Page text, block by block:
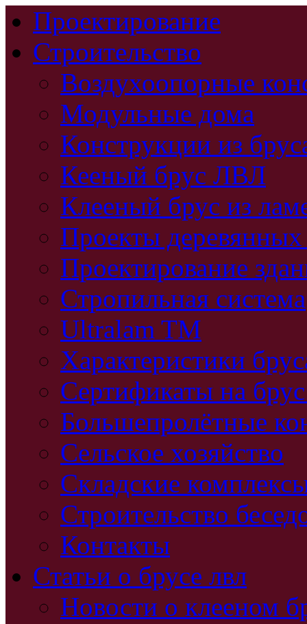
Проектирование
Строительство
Воздухоопорные
Модульные дома
Конструкции из
Кееный брус ЛВЛ
Клееный брус из
Проекты
Проектирование
Стропильная система
Ultralam TM
Характеристики
Сертификаты на
Большепролётные
Сельское хозяйство
Складские
Строительство
Контакты
Статьи о брусе лвл
Новости о клееном